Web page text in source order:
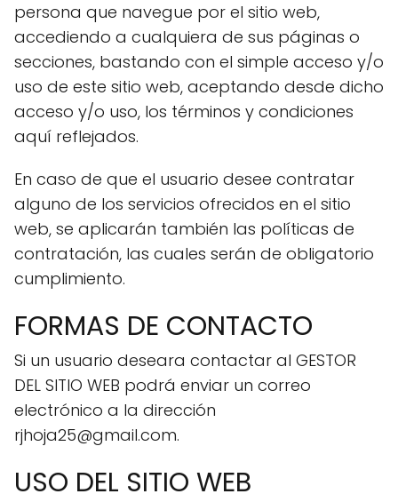
persona que navegue por el sitio web,
accediendo a cualquiera de sus páginas o
secciones, bastando con el simple acceso y/o
uso de este sitio web, aceptando desde dicho
acceso y/o uso, los términos y condiciones
aquí reflejados.
En caso de que el usuario desee contratar
alguno de los servicios ofrecidos en el sitio
web, se aplicarán también las políticas de
contratación, las cuales serán de obligatorio
cumplimiento.
FORMAS DE CONTACTO
Si un usuario deseara contactar al GESTOR
DEL SITIO WEB podrá enviar un correo
electrónico a la dirección
rjhoja25@gmail.com.
USO DEL SITIO WEB